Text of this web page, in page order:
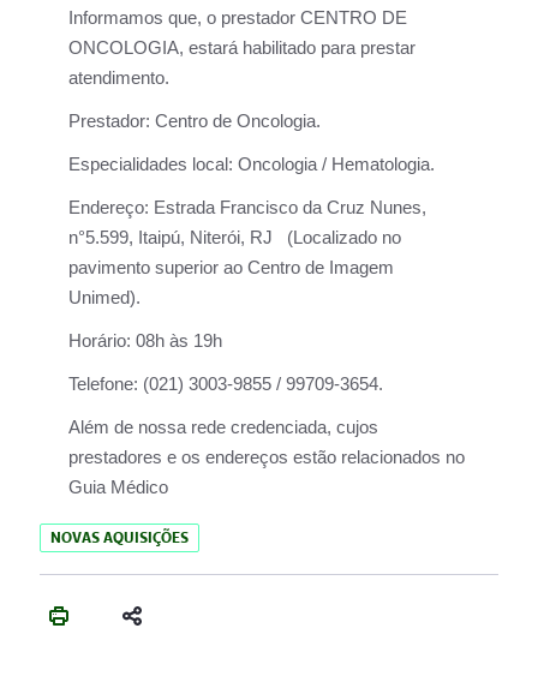
Informamos que, o prestador CENTRO DE
ONCOLOGIA, estará habilitado para prestar
atendimento.
Prestador: Centro de Oncologia.
Especialidades local: Oncologia / Hematologia.
Endereço: Estrada Francisco da Cruz Nunes,
n°5.599, Itaipú, Niterói, RJ (Localizado no
pavimento superior ao Centro de Imagem
Unimed).
Horário: 08h às 19h
Telefone: (021) 3003-9855 / 99709-3654.
Além de nossa rede credenciada, cujos
prestadores e os endereços estão relacionados no
Guia Médico
NOVAS AQUISIÇÕES